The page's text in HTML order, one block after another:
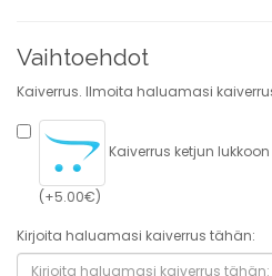
Vaihtoehdot
Kaiverrus. Ilmoita haluamasi
Kaiverrus ketjun
(+5.00€)
Kirjoita haluamasi kaiverrus tähän: